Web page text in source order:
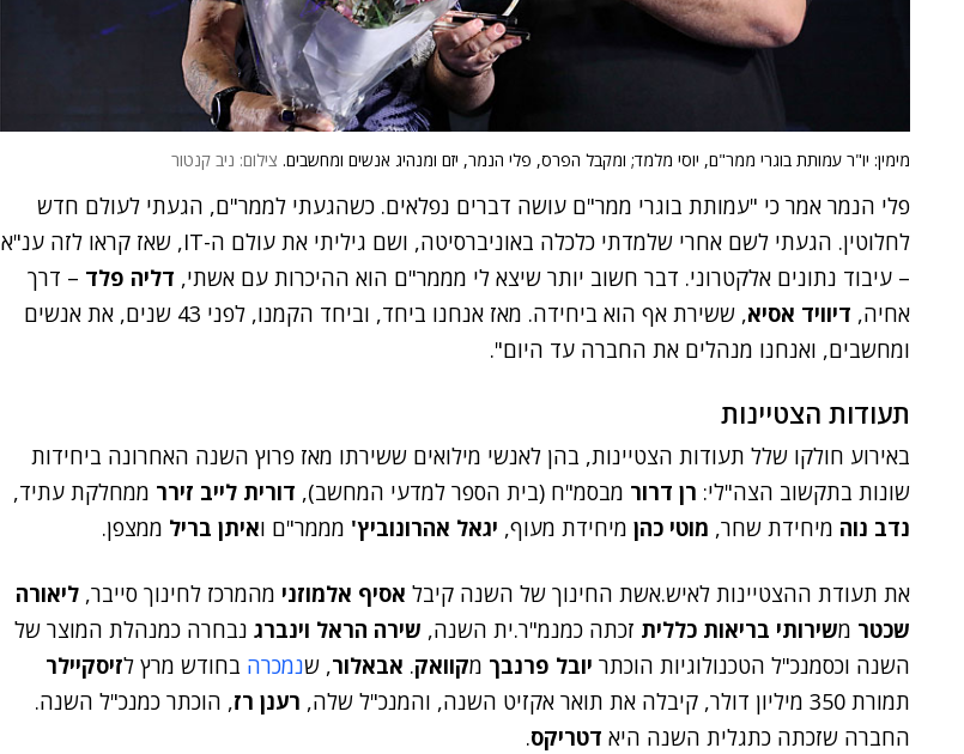
מימין: יו"ר עמותת בוגרי ממר"ם, יוסי מלמד; ומקבל הפרס, פלי הנמר, יזם ומנהיג אנשים ומחשבים. צילום: ניב קנטור
פלי הנמר אמר כי "עמותת בוגרי ממר"ם עושה דברים נפלאים. כשהגעתי לממר"ם, הגעתי לעולם חדש
לחלוטין. הגעתי לשם אחרי שלמדתי כלכלה באוניברסיטה, ושם גיליתי את עולם ה-IT, שאז קראו לזה ענ"א
– עיבוד נתונים אלקטרוני. דבר חשוב יותר שיצא לי מממר"ם הוא ההיכרות עם אשתי, דליה פלד – דרך
אחיה, דיוויד אסיא
, ששירת אף הוא ביחידה. מאז אנחנו ביחד, וביחד הקמנו, לפני 43 שנים, את אנשים
ומחשבים, ואנחנו מנהלים את החברה עד היום".
תעודות הצטיינות
באירוע חולקו שלל תעודות הצטיינות, בהן לאנשי מילואים ששירתו מאז פרוץ השנה האחרונה ביחידות
שונות בתקשוב הצה"לי: רן דרור מבסמ"ח (בית הספר למדעי המחשב), דורית לייב זירר ממחלקת עתיד,
נדב נוה מיחידת שחר, מוטי כהן מיחידת מעוף, יגאל אהרונוביץ' מממר"ם ואיתן בריל ממצפן.
את תעודת ההצטיינות לאיש.אשת החינוך של השנה קיבל אסיף אלמוזני מהמרכז לחינוך סייבר, ליאורה
שכטר משירותי בריאות כללית זכתה כמנמ"ר.ית השנה, שירה הראל וינברג נבחרה כמנהלת המוצר של
השנה וכסמנכ"ל הטכנולוגיות הוכתר יובל פרנבך מקוואק. אבאלור, שנמכרה בחודש מרץ לזיסקיילר
תמורת 350 מיליון דולר, קיבלה את תואר אקזיט השנה, והמנכ"ל שלה,
רענן רז, הוכתר כמנכ"ל השנה.
החברה שזכתה כתגלית השנה היא דטריקס.